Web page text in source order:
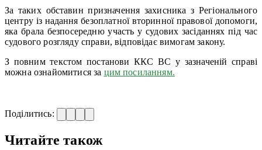
За таких обставин призначення захисника з Регіонального
центру із надання безоплатної вторинної правової допомоги,
яка брала безпосередню участь у судових засіданнях під час
судового розгляду справи, відповідає вимогам закону.
З повним текстом постанови ККС ВС у зазначеній справі
можна ознайомитися за цим посиланням.
Поділитись:
Читайте також